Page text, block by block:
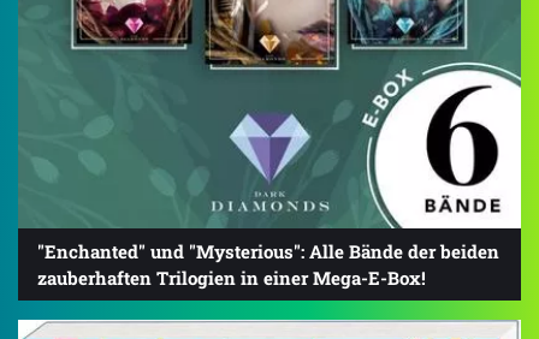
"Enchanted" und "Mysterious": Alle Bände der beiden
zauberhaften Trilogien in einer Mega-E-Box!